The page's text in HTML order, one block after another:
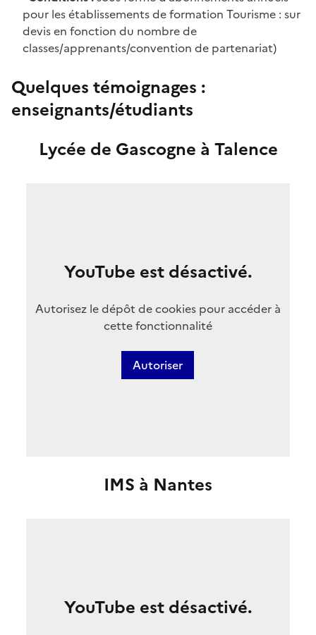
pour les établissements de formation Tourisme : sur
devis en fonction du nombre de
classes/apprenants/convention de partenariat)
Quelques témoignages :
enseignants/étudiants
Lycée de Gascogne à Talence
YouTube est désactivé.
Autorisez le dépôt de cookies pour accéder à
cette fonctionnalité
Autoriser
IMS à Nantes
YouTube est désactivé.